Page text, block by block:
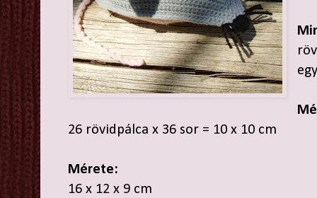
26 rövidpálca x 36 sor = 10 x 10 cm
Mérete:
16 x 12 x 9 cm